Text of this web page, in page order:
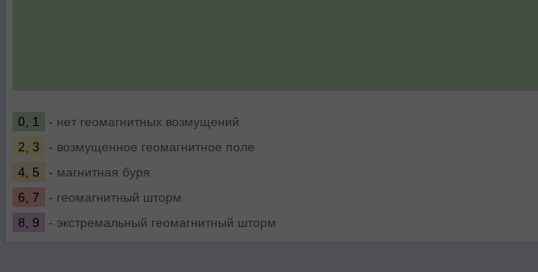
0, 1
- нет геомагнитных возмущений
2, 3
- возмущенное геомагнитное поле
4, 5
- магнитная буря
6, 7
- геомагнитный шторм
8, 9
- экстремальный геомагнитный шторм